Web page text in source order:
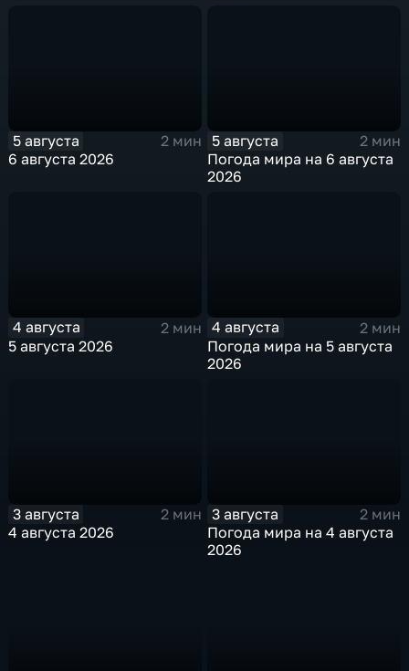
5 августа
2 мин
6 августа 2026
5 августа
2 мин
Погода мира на 6 августа
2026
4 августа
2 мин
5 августа 2026
4 августа
2 мин
Погода мира на 5 августа
2026
3 августа
2 мин
4 августа 2026
3 августа
2 мин
Погода мира на 4 августа
2026